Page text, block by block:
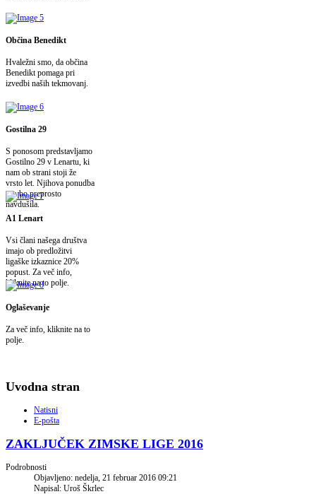
Občina Benedikt
Hvaležni smo, da občina
Benedikt pomaga pri
izvedbi naših tekmovanj.
Gostilna 29
S ponosom predstavljamo
Gostilno 29 v Lenartu, ki
nam ob strani stoji že
vrsto let. Njihova ponudba
vas bo preprosto
navdušila.
A1 Lenart
Vsi člani našega društva
imajo ob predložitvi
ligaške izkaznice 20%
popust. Za več info,
kliknite na to polje.
Oglaševanje
Za več info, kliknite na to
polje.
Uvodna stran
Natisni
E-pošta
ZAKLJUČEK ZIMSKE LIGE 2016
Podrobnosti
Objavljeno: nedelja, 21 februar 2016 09:21
Napisal: Uroš Škrlec